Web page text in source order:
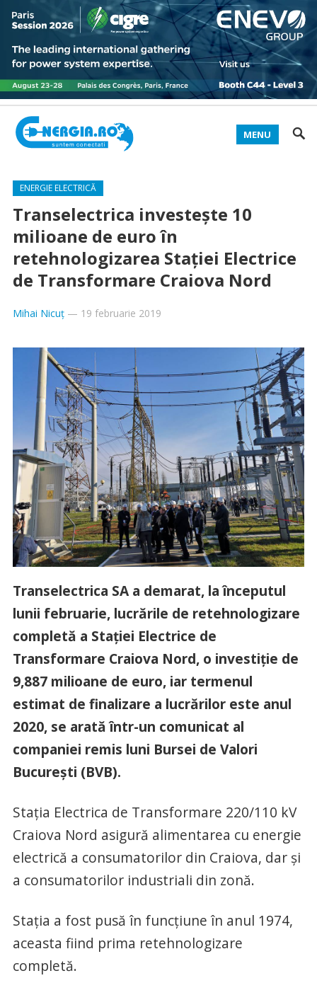
MENU
ENERGIE ELECTRICĂ
Transelectrica investeşte 10
milioane de euro în
retehnologizarea Staţiei Electrice
de Transformare Craiova Nord
Mihai Nicuț— 19 februarie 2019
Transelectrica SA a demarat, la începutul
lunii februarie, lucrările de retehnologizare
completă a Staţiei Electrice de
Transformare Craiova Nord, o investiţie de
9,887 milioane de euro, iar termenul
estimat de finalizare a lucrărilor este anul
2020, se arată într-un comunicat al
companiei remis luni Bursei de Valori
Bucureşti (BVB).
Staţia Electrica de Transformare 220/110 kV
Craiova Nord asigură alimentarea cu energie
electrică a consumatorilor din Craiova, dar şi
a consumatorilor industriali din zonă.
Staţia a fost pusă în funcţiune în anul 1974,
aceasta fiind prima retehnologizare
completă.